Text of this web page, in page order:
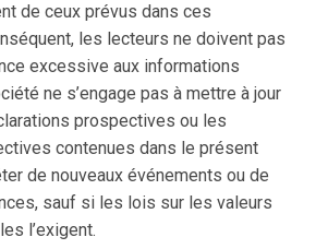
de ceux prévus dans ces
les lecteurs ne doivent pas
excessive aux informations
ne s’engage pas à mettre à jour
prospectives ou les
contenues dans le présent
de nouveaux événements ou de
sauf si les lois sur les valeurs
l’exigent.